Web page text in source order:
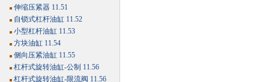
伸缩压紧器 11.51
自锁式杠杆油缸 11.52
小型杠杆油缸 11.53
方块油缸 11.54
侧向压紧油缸 11.55
杠杆式旋转油缸-公制 11.56
杠杆式旋转油缸-限流阀 11.56